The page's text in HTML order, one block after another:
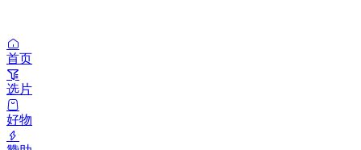
首页
选片
好物